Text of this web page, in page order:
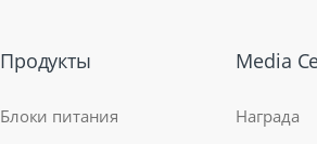
Продукты
Блоки питания
Media
Награда